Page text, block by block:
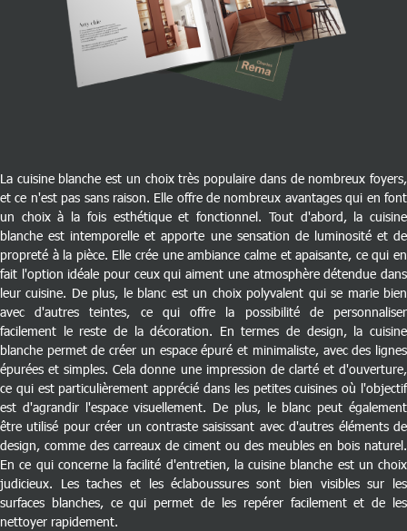
La cuisine blanche est un choix très populaire dans de nombreux foyers,
et ce n'est pas sans raison. Elle offre de nombreux avantages qui en font
un choix à la fois esthétique et fonctionnel. Tout d'abord, la cuisine
blanche est intemporelle et apporte une sensation de luminosité et de
propreté à la pièce. Elle crée une ambiance calme et apaisante, ce qui en
fait l'option idéale pour ceux qui aiment une atmosphère détendue dans
leur cuisine. De plus, le blanc est un choix polyvalent qui se marie bien
avec d'autres teintes, ce qui offre la possibilité de personnaliser
facilement le reste de la décoration. En termes de design, la cuisine
blanche permet de créer un espace épuré et minimaliste, avec des lignes
épurées et simples. Cela donne une impression de clarté et d'ouverture,
ce qui est particulièrement apprécié dans les petites cuisines où l'objectif
est d'agrandir l'espace visuellement. De plus, le blanc peut également
être utilisé pour créer un contraste saisissant avec d'autres éléments de
design, comme des carreaux de ciment ou des meubles en bois naturel.
En ce qui concerne la facilité d'entretien, la cuisine blanche est un choix
judicieux. Les taches et les éclaboussures sont bien visibles sur les
surfaces blanches, ce qui permet de les repérer facilement et de les
nettoyer rapidement.